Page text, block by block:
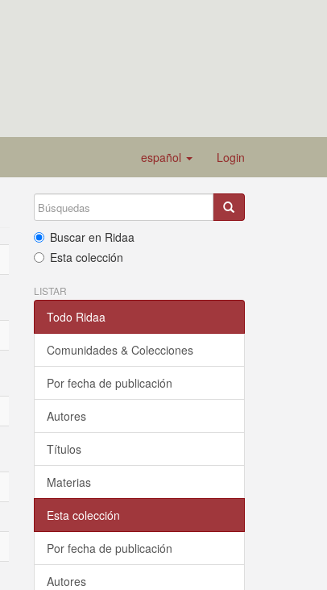
español Login
Buscar en Ridaa
Esta colección
LISTAR
Todo Ridaa
Comunidades & Colecciones
Por fecha de publicación
Autores
Títulos
Materias
Esta colección
Por fecha de publicación
Autores